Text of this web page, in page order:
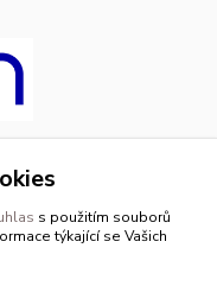
s použitím souborů
týkající se Vašich